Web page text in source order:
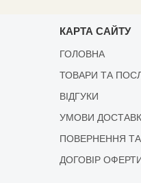
КАРТА САЙТУ
ГОЛОВНА
ТОВАРИ ТА
ВІДГУКИ
УМОВИ
ПОВЕРНЕННЯ
ДОГОВІР